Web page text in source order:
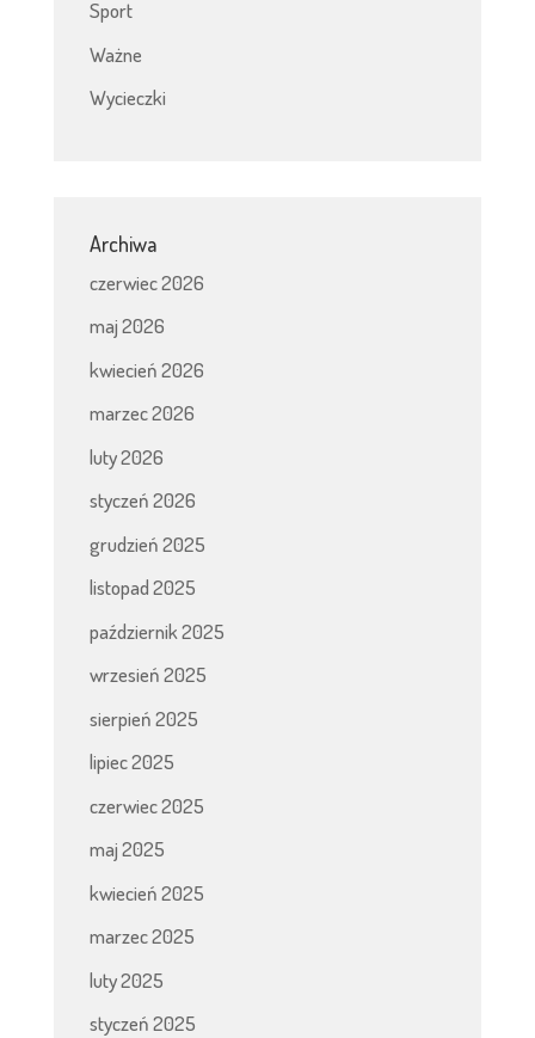
Sport
Ważne
Wycieczki
Archiwa
czerwiec 2026
maj 2026
kwiecień 2026
marzec 2026
luty 2026
styczeń 2026
grudzień 2025
listopad 2025
październik 2025
wrzesień 2025
sierpień 2025
lipiec 2025
czerwiec 2025
maj 2025
kwiecień 2025
marzec 2025
luty 2025
styczeń 2025